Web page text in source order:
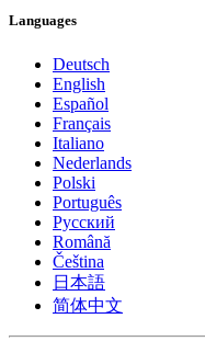
Languages
Deutsch
English
Español
Français
Italiano
Nederlands
Polski
Português
Pусский
Română
Čeština
日本語
简体中文